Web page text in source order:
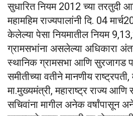
सुधारित नियम 2012 च्या तरतुदी
महामहिम राज्यपालांनी दि. 04
केलेल्या पेसा नियमातील नियम
ग्रामसभांना असलेल्या अधिकारा
स्थानिक ग्रामसभा आणि सुरजागड
समीतीच्या वतीने मानणीय
मा.मुख्यमंत्री, महाराष्ट्र राज्य आणि
सचिवांना मागील अनेक वर्षांपासून